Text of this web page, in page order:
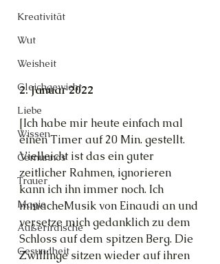
Kreativität
Wut
Weisheit
Gleichgewicht
Liebe
Wissen
Cernunnos
Trauer
Magie
Außerirdische
Gesundheit
2. Januar 2022
[Ich habe mir heute einfach mal
einen Timer auf 20 Min. gestellt.
Vielleicht ist das ein guter
zeitlicher Rahmen, ignorieren
kann ich ihn immer noch. Ich
mmacheMusik von Einaudi an und
versetze mich gedanklich zu dem
Schloss auf dem spitzen Berg. Die
Zwillinge sitzen wieder auf ihren